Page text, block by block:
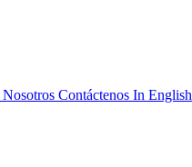
Contáctenos In English